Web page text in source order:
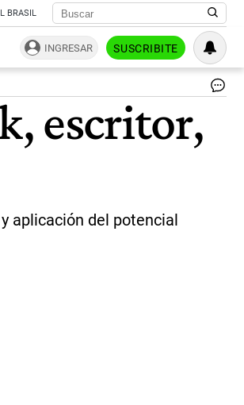
BRASIL
INGRESAR SUSCRIBITE
escritor,
aplicación del potencial